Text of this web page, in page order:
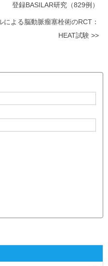
登録BASILAR研究（829例）
よる脳動脈瘤塞栓術のRCT：
HEAT試験 >>